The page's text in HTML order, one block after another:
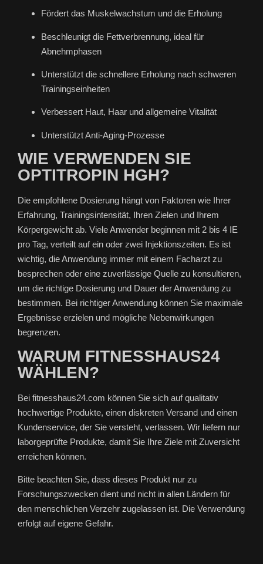
Fördert das Muskelwachstum und die Erholung
Beschleunigt die Fettverbrennung, ideal für
Abnehmphasen
Unterstützt die schnellere Erholung nach schweren
Trainingseinheiten
Verbessert Haut, Haar und allgemeine Vitalität
Unterstützt Anti-Aging-Prozesse
WIE VERWENDEN SIE
OPTITROPIN HGH?
Die empfohlene Dosierung hängt von Faktoren wie Ihrer
Erfahrung, Trainingsintensität, Ihren Zielen und Ihrem
Körpergewicht ab. Viele Anwender beginnen mit 2 bis 4 IE
pro Tag, verteilt auf ein oder zwei Injektionszeiten. Es ist
wichtig, die Anwendung immer mit einem Facharzt zu
besprechen oder eine zuverlässige Quelle zu konsultieren,
um die richtige Dosierung und Dauer der Anwendung zu
bestimmen. Bei richtiger Anwendung können Sie maximale
Ergebnisse erzielen und mögliche Nebenwirkungen
begrenzen.
WARUM FITNESSHAUS24
WÄHLEN?
Bei fitnesshaus24.com können Sie sich auf qualitativ
hochwertige Produkte, einen diskreten Versand und einen
Kundenservice, der Sie versteht, verlassen. Wir liefern nur
laborgeprüfte Produkte, damit Sie Ihre Ziele mit Zuversicht
erreichen können.
Bitte beachten Sie, dass dieses Produkt nur zu
Forschungszwecken dient und nicht in allen Ländern für
den menschlichen Verzehr zugelassen ist. Die Verwendung
erfolgt auf eigene Gefahr.